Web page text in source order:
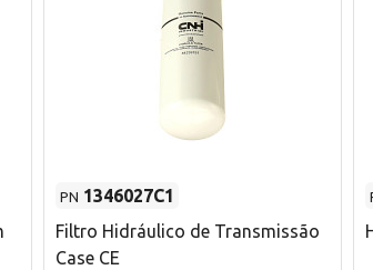
PN 1346027C1
Filtro Hidráulico de Transmissão
Case CE